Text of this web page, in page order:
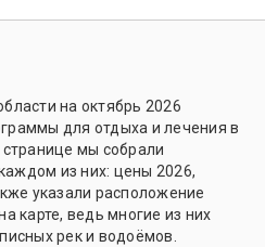
на октябрь 2026
для отдыха и лечения в
мы собрали
из них: цены 2026,
указали расположение
карте, ведь многие из них
рек и водоёмов.